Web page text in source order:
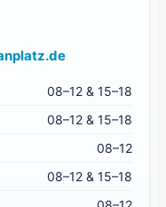
08–12 & 15–18
08–12 & 15–18
08–12
08–12 & 15–18